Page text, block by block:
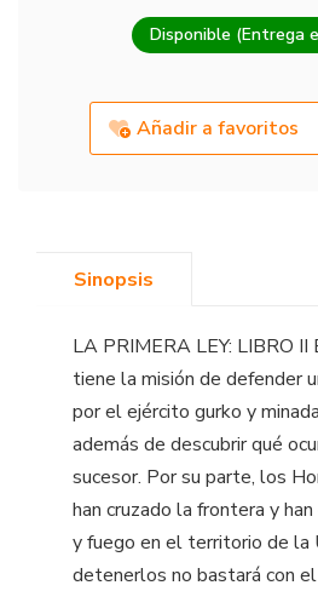
Disponible (Entrega
Añadir a favoritos
Sinopsis
LA PRIMERA LEY: LIBRO
tiene la misión de defender
por el ejército gurko y
además de descubrir qué
sucesor. Por su parte, los
han cruzado la frontera y
y fuego en el territorio de la
detenerlos no bastará con